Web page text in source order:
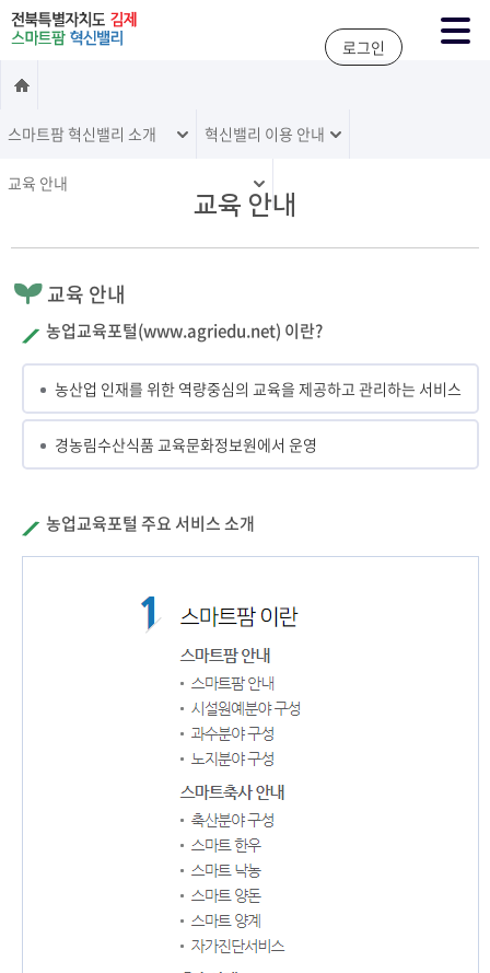
주메뉴 바로가기
본문 바로가기
로그인
스마트팜 혁신밸리 소개 혁신밸리 이용 안내
교육 안내
교육 안내
교육 안내
농업교육포털(www.agriedu.net) 이란?
농산업 인재를 위한 역량중심의 교육을 제공하고 관리하는 서비스
경농림수산식품 교육문화정보원에서 운영
농업교육포털 주요 서비스 소개